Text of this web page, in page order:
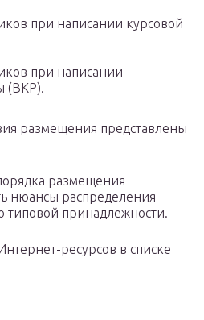
при написании курсовой
при написании
(ВКР).
размещения представлены
размещения
нюансы распределения
типовой принадлежности.
ресурсов в списке